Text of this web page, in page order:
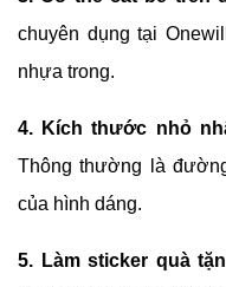
chuyên dụng tại
nhựa trong.
Thông thường là
của hình dáng.
5. Làm sticker quà